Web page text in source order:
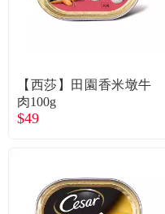
購物流程
常見問題
【西莎】田園香米墩牛
肉100g
$49